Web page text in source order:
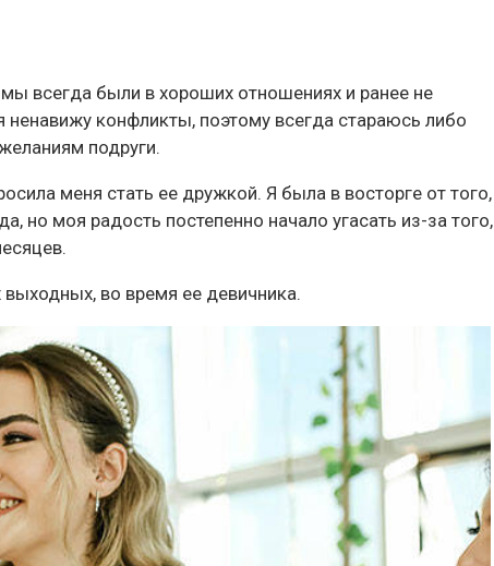
всегда были в хороших отношениях и ранее не
конфликты, поэтому всегда стараюсь либо
подруги.
меня стать ее дружкой. Я была в восторге от того,
но моя радость постепенно начало угасать из-за того,
во время ее девичника.